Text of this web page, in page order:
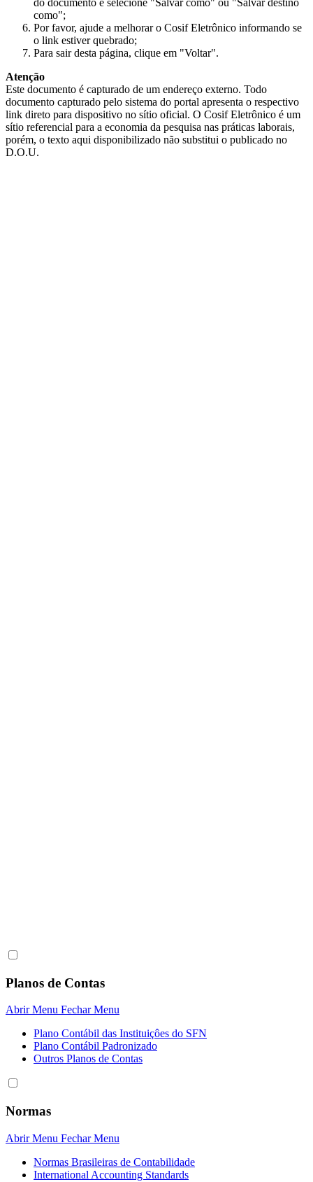
como";
Por favor, ajude a melhorar o Cosif Eletrônico informando se
o link estiver quebrado;
Para sair desta página, clique em "Voltar".
Atenção
Este documento é capturado de um endereço externo. Todo
documento capturado pelo sistema do portal apresenta o respectivo
link direto para dispositivo no sítio oficial. O Cosif Eletrônico é um
sítio referencial para a economia da pesquisa nas práticas laborais,
porém, o texto aqui disponibilizado não substitui o publicado no
D.O.U.
Planos de Contas
Abrir Menu Fechar Menu
Plano Contábil das Instituiçôes do SFN
Plano Contábil Padronizado
Outros Planos de Contas
Normas
Abrir Menu Fechar Menu
Normas Brasileiras de Contabilidade
International Accounting Standards